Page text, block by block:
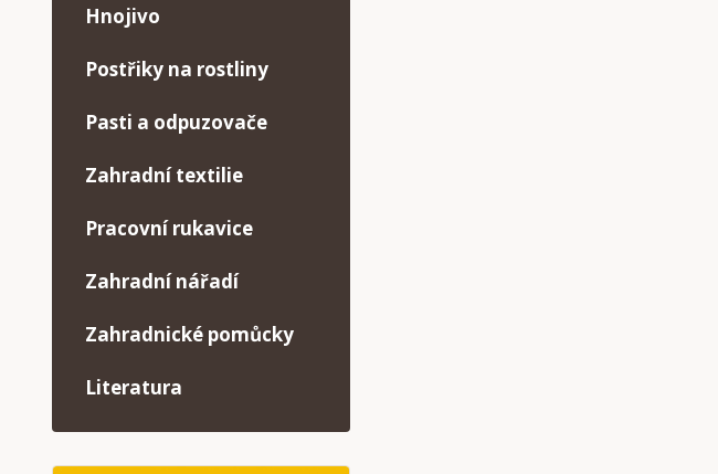
Hnojivo
Postřiky na rostliny
Pasti a odpuzovače
Zahradní textilie
Pracovní rukavice
Zahradní nářadí
Zahradnické pomůcky
Literatura